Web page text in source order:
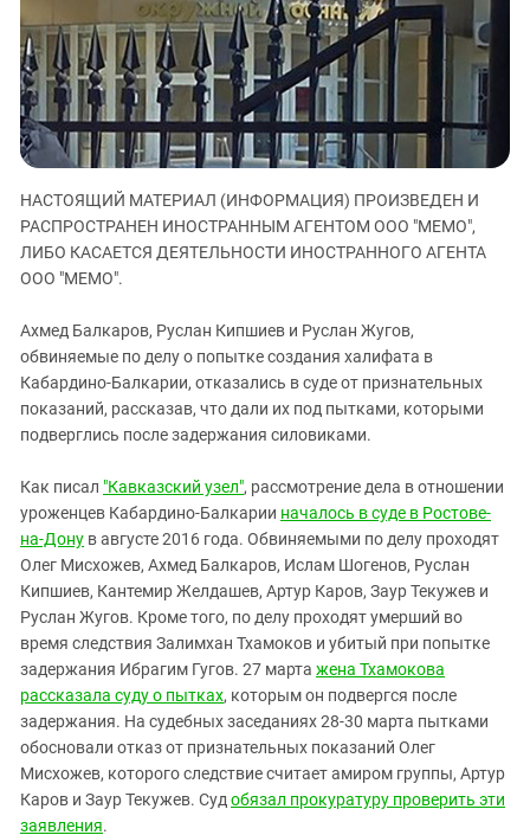
ЗАСТАВЛЯЕТ
КАВКАЗ ЗА ПАЛЕСТИНУ
ИНАКОМЫСЛИЕ В ЧЕЧНЕ
ПРЕСЛЕДОВАНИЕ АКТИВИСТОВ
МОБИЛИЗАЦИЯ И ПРОТЕСТЫ
Дагестан
Ингушетия
Кабардино-Балкария
Калмыкия
Карачаево-Черкесия
Краснодарский край
Российская Федерация
Северная Осетия - Алания
СКФО
Ставропольский край
Южная Осетия
Южный Кавказ
ЮФО
НАСТОЯЩИЙ МАТЕРИАЛ (ИНФОРМАЦИЯ) ПРОИЗВЕДЕН И
РАСПРОСТРАНЕН ИНОСТРАННЫМ АГЕНТОМ ООО "МЕМО",
ЛИБО КАСАЕТСЯ ДЕЯТЕЛЬНОСТИ ИНОСТРАННОГО АГЕНТА
ООО "МЕМО".
Ахмед Балкаров, Руслан Кипшиев и Руслан Жугов,
обвиняемые по делу о попытке создания халифата в
Кабардино-Балкарии, отказались в суде от признательных
показаний, рассказав, что дали их под пытками, которыми
подверглись после задержания силовиками.
Как писал "Кавказский узел", рассмотрение дела в отношении
уроженцев Кабардино-Балкарии началось в суде в Ростове-
на-Дону в августе 2016 года. Обвиняемыми по делу проходят
Олег Мисхожев, Ахмед Балкаров, Ислам Шогенов, Руслан
Кипшиев, Кантемир Желдашев, Артур Каров, Заур Текужев и
Руслан Жугов. Кроме того, по делу проходят умерший во
время следствия Залимхан Тхамоков и убитый при попытке
задержания Ибрагим Гугов. 27 марта жена Тхамокова
рассказала суду о пытках, которым он подвергся после
задержания. На судебных заседаниях 28-30 марта пытками
обосновали отказ от признательных показаний Олег
Мисхожев, которого следствие считает амиром группы, Артур
Каров и Заур Текужев. Судобязал прокуратуру проверить эти
заявления.